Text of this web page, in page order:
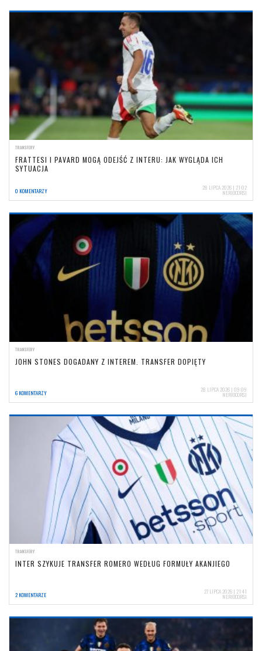
TRANSFERY
FRATTESI I PAVARD MOGĄ ODEJŚĆ Z INTERU: JAK WYGLĄDA ICH
SYTUACJA
0 KOMENTARZY 28 LIPCA 2026 | 21:02
NERIOCORSI
TRANSFERY
JOHN STONES DOGADANY Z INTEREM. TRANSFER DOPIĘTY
6 KOMENTARZY 28 LIPCA 2026 | 09:09
NERIOCORSI
TRANSFERY
INTER SZYKUJE TRANSFER ROMERO WEDŁUG FORMUŁY AKANJIEGO
2 KOMENTARZE 27 LIPCA 2026 | 21:41
NERIOCORSI